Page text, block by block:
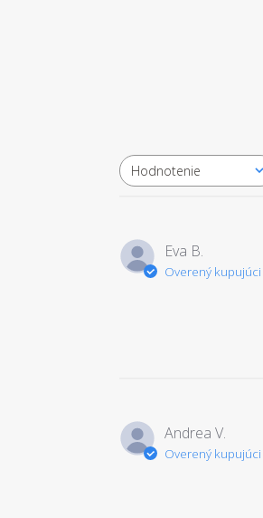
Hodnotenie
Všetky hodnotenia
Eva B.
Overený kupujúci
Andrea V.
Overený kupujúci